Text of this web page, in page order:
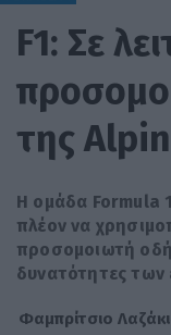
F1: Σε
της
Η ομάδα Formula
πλέον να
προσομοιωτή
δυνατότητες
Φαμπρίτσιο